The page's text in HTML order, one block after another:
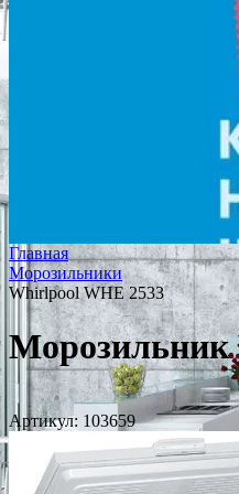
Главная
Морозильники
Whirlpool WHE 2533
Морозильник
Артикул: 103659